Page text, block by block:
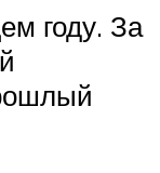
году. За